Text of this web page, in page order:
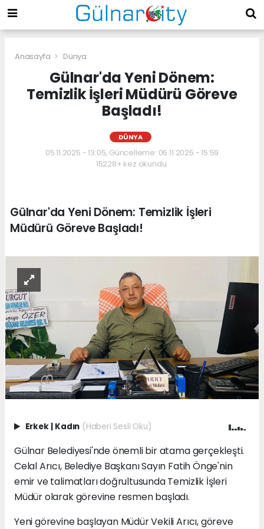
Anasayfa Dünya
Gülnar'da Yeni Dönem:
Temizlik İşleri Müdürü Göreve
Başladı!
DÜNYA
05.11.2025 - 13:05, Güncelleme: 06.11.2025 - 15:59
15228+ kez okundu.
Gülnar'da Yeni Dönem: Temizlik İşleri
Müdürü Göreve Başladı!
Erkek | Kadın (Haberi Sesli Oku)
Gülnar Belediyesi'nde önemli bir atama gerçekleşti.
Celal Arıcı, Belediye Başkanı Sayın Fatih Önge'nin
emir ve talimatları doğrultusunda Temizlik İşleri
Müdür olarak görevine resmen başladı.
Yeni görevine başlayan Müdür Vekili Arıcı, göreve